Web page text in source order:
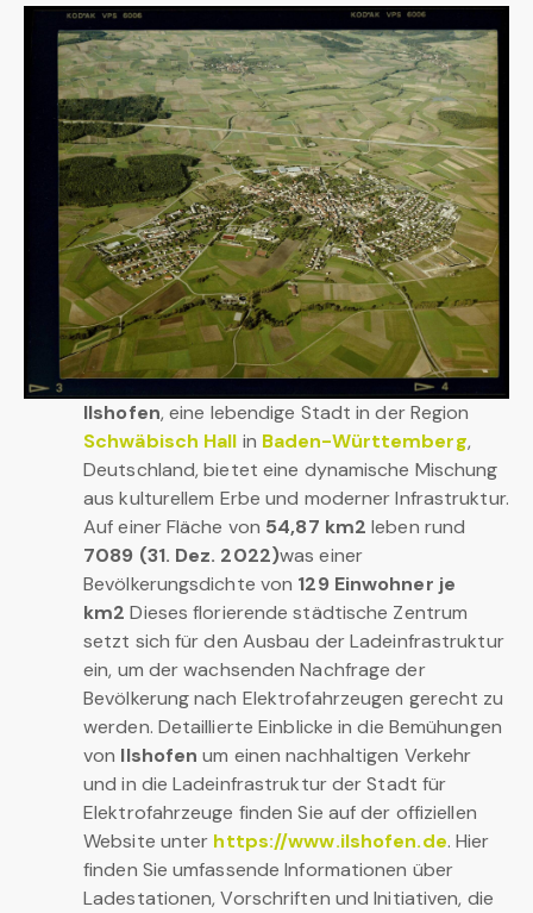
Ilshofen, eine lebendige Stadt in der Region
Schwäbisch Hall in Baden-Württemberg,
Deutschland, bietet eine dynamische Mischung
aus kulturellem Erbe und moderner Infrastruktur.
Auf einer Fläche von 54,87 km2 leben rund
7089 (31. Dez. 2022)was einer
Bevölkerungsdichte von 129 Einwohner je
km2 Dieses florierende städtische Zentrum
setzt sich für den Ausbau der Ladeinfrastruktur
ein, um der wachsenden Nachfrage der
Bevölkerung nach Elektrofahrzeugen gerecht zu
werden. Detaillierte Einblicke in die Bemühungen
von Ilshofen um einen nachhaltigen Verkehr
und in die Ladeinfrastruktur der Stadt für
Elektrofahrzeuge finden Sie auf der offiziellen
Website unter https://www.ilshofen.de. Hier
finden Sie umfassende Informationen über
Ladestationen, Vorschriften und Initiativen, die